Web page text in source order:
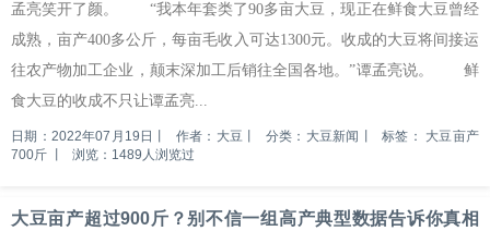
孟亮笑开了颜。 “我本年套类了90多亩大豆，现正在鲜食大豆曾经
成熟，亩产400多公斤，每亩毛收入可达1300元。收成的大豆将间接运
往农产物加工企业，颠末深加工后销往全国各地。”谭孟亮说。 鲜
食大豆的收成不只让谭孟亮...
日期：2022年07月19日 作者：大豆 分类：大豆新闻 标签： 大豆亩产
700斤
浏览：1489人浏览过
大豆亩产超过900斤？别不信一组高产典型数据告诉你真相